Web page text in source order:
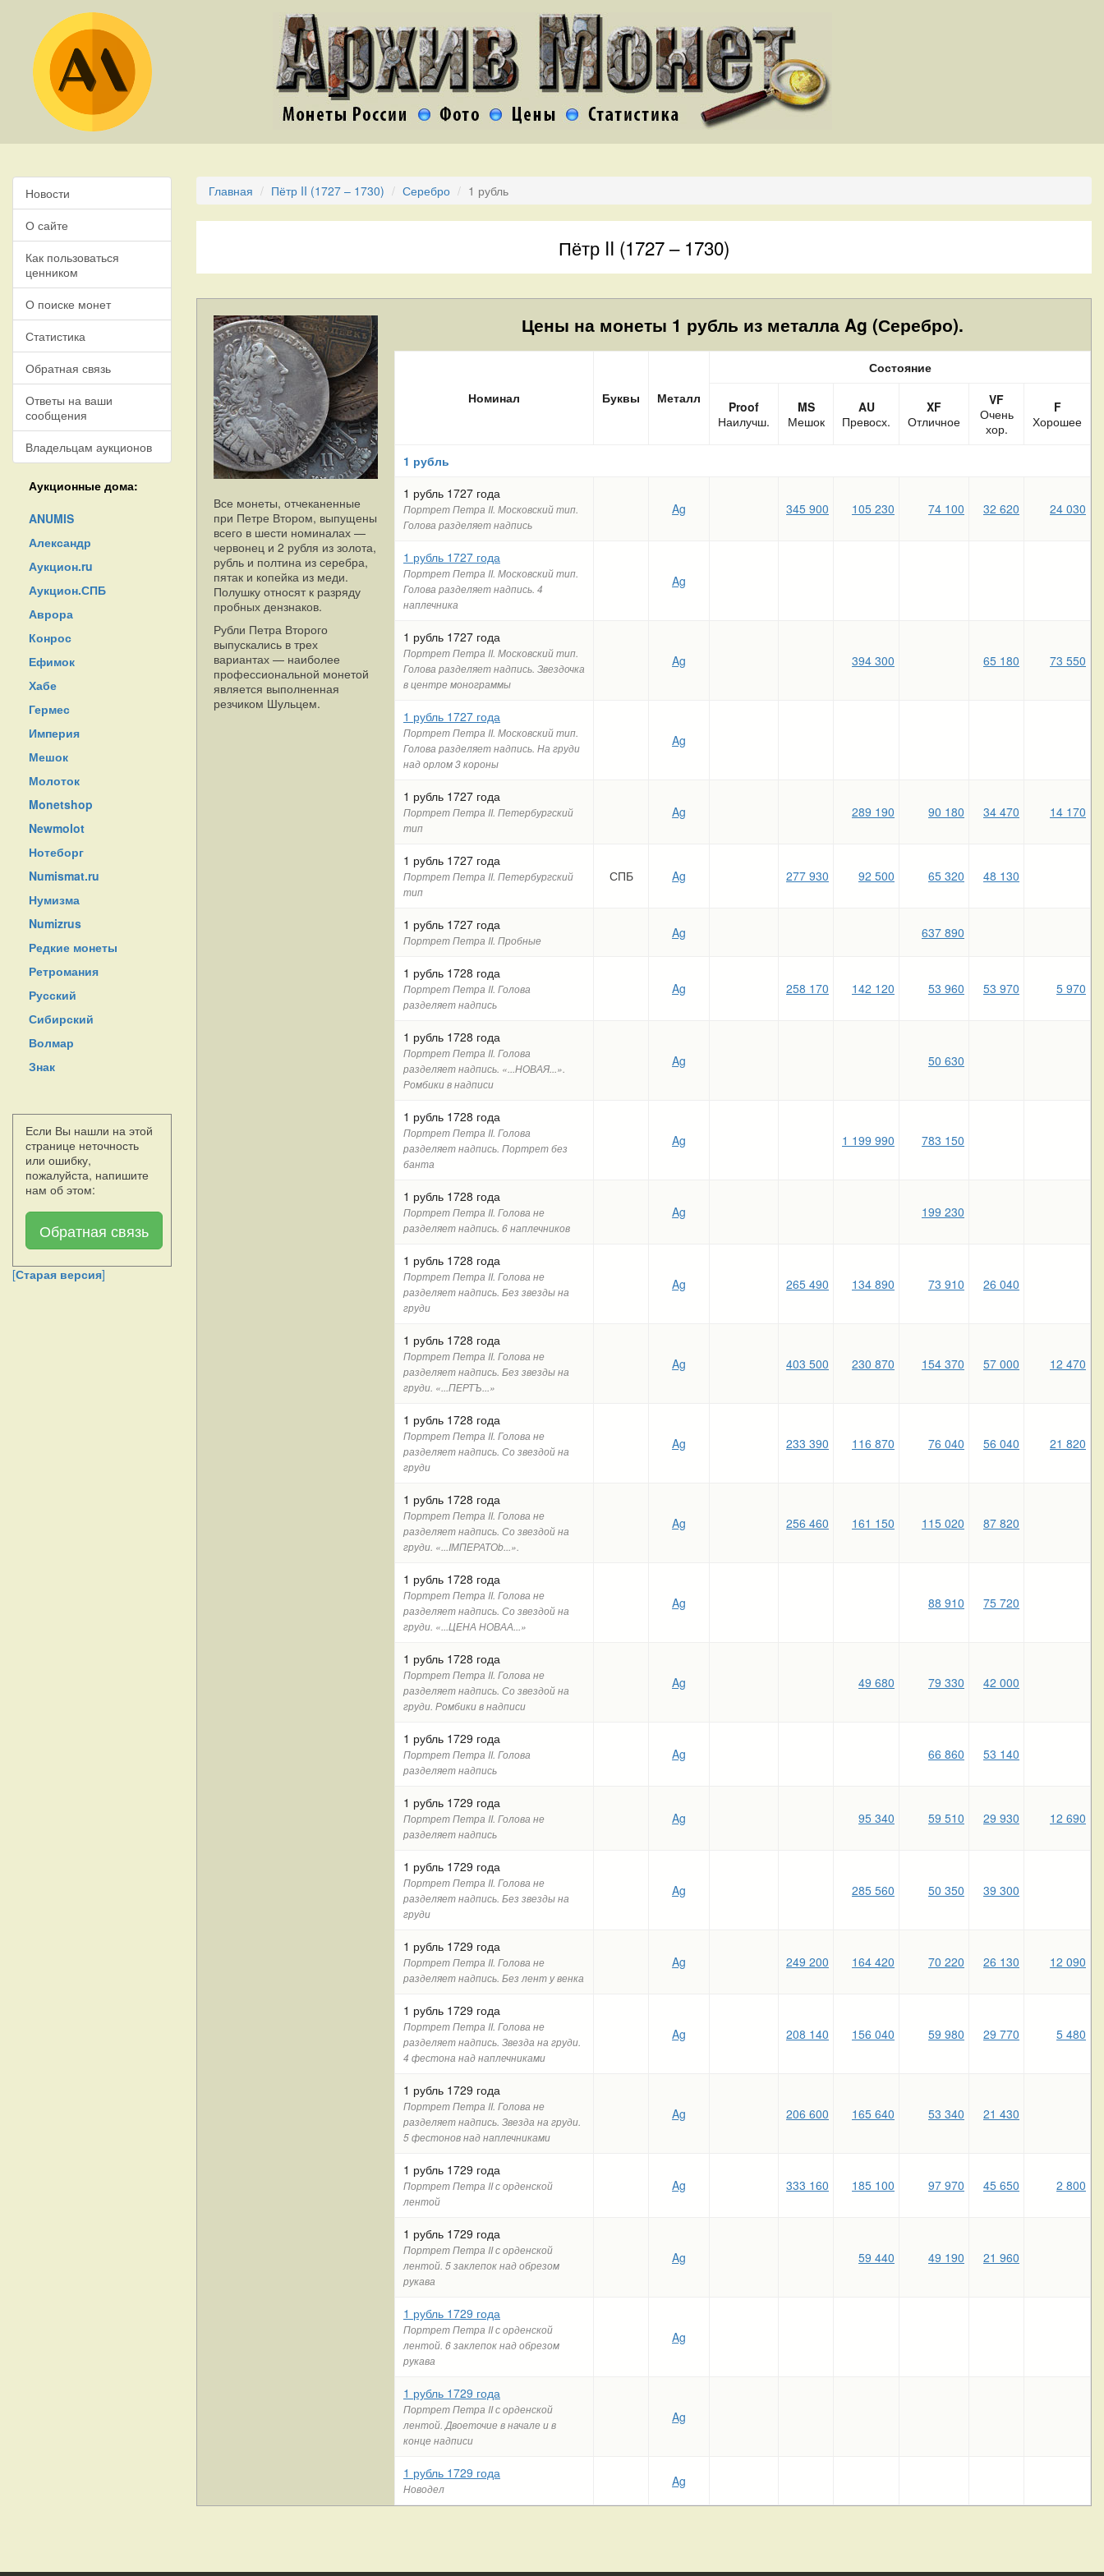
Новости
О сайте
Как пользоваться
ценником
О поиске монет
Статистика
Обратная связь
Ответы на ваши
сообщения
Владельцам аукционов
Аукционные дома:
ANUMIS
Александр
Аукцион.ru
Аукцион.СПБ
Аврора
Конрос
Ефимок
Хабе
Гермес
Империя
Мешок
Молоток
Monetshop
Newmolot
Нотеборг
Numismat.ru
Нумизма
Numizrus
Редкие монеты
Ретромания
Русский
Сибирский
Волмар
Знак
Если Вы нашли на этой
странице неточность
или ошибку,
пожалуйста, напишите
нам об этом:
Обратная связь
[Старая версия]
Главная Пётр II (1727 – 1730) Серебро 1 рубль
Пётр II (1727 – 1730)
Все монеты, отчеканенные
при Петре Втором, выпущены
всего в шести номиналах —
червонец и 2 рубля из золота,
рубль и полтина из серебра,
пятак и копейка из меди.
Полушку относят к разряду
пробных дензнаков.
Рубли Петра Второго
выпускались в трех
вариантах — наиболее
профессиональной монетой
является выполненная
резчиком Шульцем.
Цены на монеты 1 рубль из металла Ag (Серебро).
Номинал Буквы Металл
Состояние
Proof
Наилучш.
MS
Мешок
AU
Превосх.
XF
Отличное
VF
Очень
хор.
F
Хорошее
1 рубль
1 рубль 1727 года
Портрет Петра II. Московский тип.
Голова разделяет надпись
Ag 345 900 105 230 74 100 32 620 24 030
1 рубль 1727 года
Портрет Петра II. Московский тип.
Голова разделяет надпись. 4
наплечника
Ag
1 рубль 1727 года
Портрет Петра II. Московский тип.
Голова разделяет надпись. Звездочка
в центре монограммы
Ag 394 300 65 180 73 550
1 рубль 1727 года
Портрет Петра II. Московский тип.
Голова разделяет надпись. На груди
над орлом 3 короны
Ag
1 рубль 1727 года
Портрет Петра II. Петербургский
тип
Ag 289 190 90 180 34 470 14 170
1 рубль 1727 года
Портрет Петра II. Петербургский
тип
СПБ Ag 277 930 92 500 65 320 48 130
1 рубль 1727 года
Портрет Петра II. Пробные Ag 637 890
1 рубль 1728 года
Портрет Петра II. Голова
разделяет надпись
Ag 258 170 142 120 53 960 53 970 5 970
1 рубль 1728 года
Портрет Петра II. Голова
разделяет надпись. «...НОВАЯ...».
Ромбики в надписи
Ag 50 630
1 рубль 1728 года
Портрет Петра II. Голова
разделяет надпись. Портрет без
банта
Ag 1 199 990 783 150
1 рубль 1728 года
Портрет Петра II. Голова не
разделяет надпись. 6 наплечников
Ag 199 230
1 рубль 1728 года
Портрет Петра II. Голова не
разделяет надпись. Без звезды на
груди
Ag 265 490 134 890 73 910 26 040
1 рубль 1728 года
Портрет Петра II. Голова не
разделяет надпись. Без звезды на
груди. «...ПЕРТЪ...»
Ag 403 500 230 870 154 370 57 000 12 470
1 рубль 1728 года
Портрет Петра II. Голова не
разделяет надпись. Со звездой на
груди
Ag 233 390 116 870 76 040 56 040 21 820
1 рубль 1728 года
Портрет Петра II. Голова не
разделяет надпись. Со звездой на
груди. «...IМПЕРАТОb...».
Ag 256 460 161 150 115 020 87 820
1 рубль 1728 года
Портрет Петра II. Голова не
разделяет надпись. Со звездой на
груди. «...ЦЕНА НОВАА...»
Ag 88 910 75 720
1 рубль 1728 года
Портрет Петра II. Голова не
разделяет надпись. Со звездой на
груди. Ромбики в надписи
Ag 49 680 79 330 42 000
1 рубль 1729 года
Портрет Петра II. Голова
разделяет надпись
Ag 66 860 53 140
1 рубль 1729 года
Портрет Петра II. Голова не
разделяет надпись
Ag 95 340 59 510 29 930 12 690
1 рубль 1729 года
Портрет Петра II. Голова не
разделяет надпись. Без звезды на
груди
Ag 285 560 50 350 39 300
1 рубль 1729 года
Портрет Петра II. Голова не
разделяет надпись. Без лент у венка
Ag 249 200 164 420 70 220 26 130 12 090
1 рубль 1729 года
Портрет Петра II. Голова не
разделяет надпись. Звезда на груди.
4 фестона над наплечниками
Ag 208 140 156 040 59 980 29 770 5 480
1 рубль 1729 года
Портрет Петра II. Голова не
разделяет надпись. Звезда на груди.
5 фестонов над наплечниками
Ag 206 600 165 640 53 340 21 430
1 рубль 1729 года
Портрет Петра II с орденской
лентой
Ag 333 160 185 100 97 970 45 650 2 800
1 рубль 1729 года
Портрет Петра II с орденской
лентой. 5 заклепок над обрезом
рукава
Ag 59 440 49 190 21 960
1 рубль 1729 года
Портрет Петра II с орденской
лентой. 6 заклепок над обрезом
рукава
Ag
1 рубль 1729 года
Портрет Петра II с орденской
лентой. Двоеточие в начале и в
конце надписи
Ag
1 рубль 1729 года
Новодел Ag